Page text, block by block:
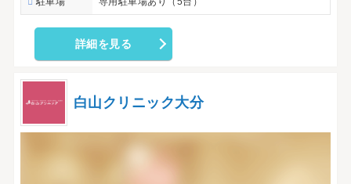
詳細を見る
白山クリニック大分